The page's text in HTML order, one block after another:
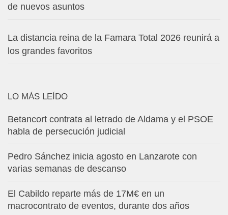
de nuevos asuntos
La distancia reina de la Famara Total 2026 reunirá a
los grandes favoritos
LO MÁS LEÍDO
Betancort contrata al letrado de Aldama y el PSOE
habla de persecución judicial
Pedro Sánchez inicia agosto en Lanzarote con
varias semanas de descanso
El Cabildo reparte más de 17M€ en un
macrocontrato de eventos, durante dos años